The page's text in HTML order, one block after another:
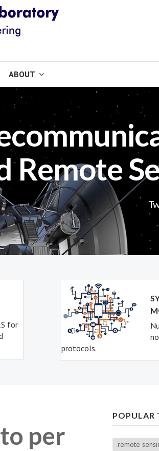
ABOUT
Remote
for
protocols.
per
POPULAR
remote